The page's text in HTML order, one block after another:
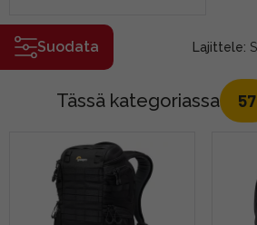
Suodata Lajittele:
Tässä kategoriassa 57